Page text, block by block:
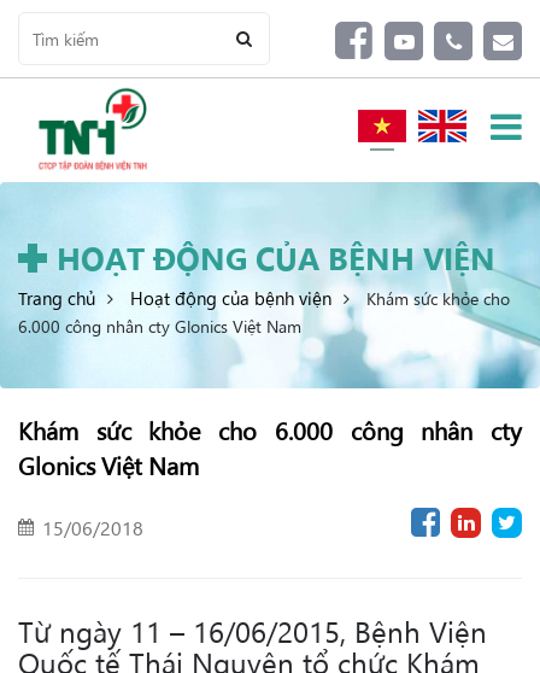
HOẠT ĐỘNG CỦA BỆNH VIỆN
Trang chủ Hoạt động của bệnh viện
Khám sức khỏe cho
6.000 công nhân cty Glonics Việt Nam
Khám sức khỏe cho 6.000 công nhân cty
Glonics Việt Nam
15/06/2018
Từ ngày 11 – 16/06/2015, Bệnh Viện
Quốc tế Thái Nguyên tổ chức Khám